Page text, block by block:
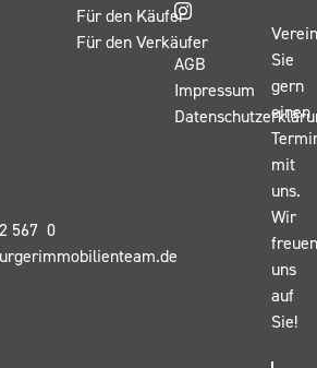
567 0
Für den Käufer
Für den Verkäufer
AGB
Impressum
Sie
gern
einen
mit
uns.
Wir
uns
auf
Sie!